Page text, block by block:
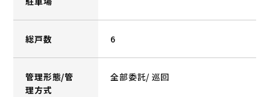
総戸数 6
管理形態/管
理方式
全部委託/ 巡回